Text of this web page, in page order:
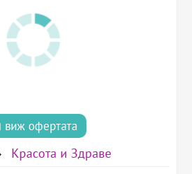
виж офертата
Красота и Здраве